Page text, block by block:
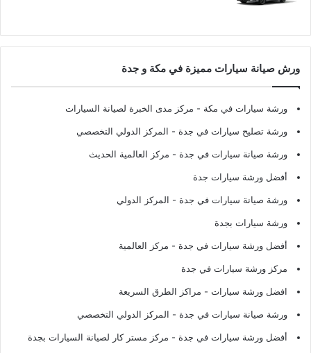
ورش صيانة سيارات مميزة في مكة و جدة
ورشة سيارات في مكة - مركز مدى الخبرة لصيانة السيارات
ورشة تصليح سيارات في جدة - المركز الدولي التخصصي
ورشة صيانة سيارات في جدة - مركز العالمية الحديث
أفضل ورشة سيارات جدة
ورشة صيانة سيارات في جدة - المركز الدولي
ورشة سيارات بجدة
أفضل ورشة سيارات في جدة - مركز العالمية
مركز ورشة سيارات في جدة
افضل ورشة سيارات - مراكز الطرق السريعة
ورشة صيانة سيارات في جدة - المركز الدولي التخصصي
أفضل ورشة سيارات في جدة - مركز مستر كار لصيانة السيارات بجدة